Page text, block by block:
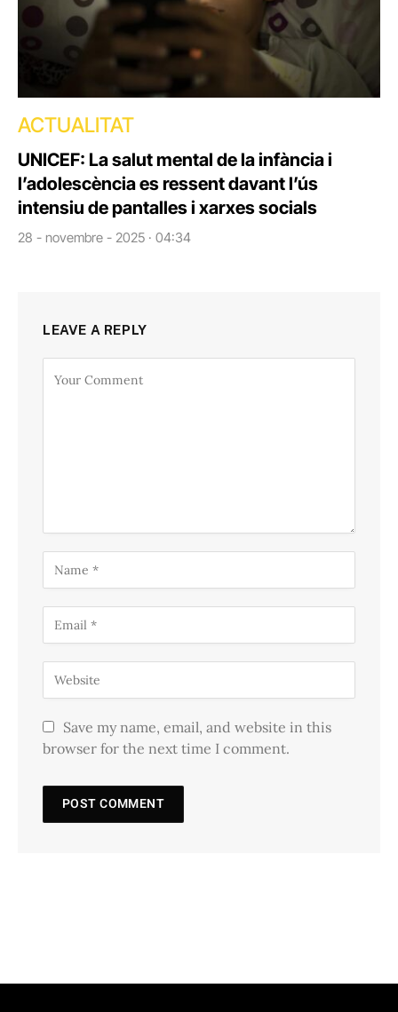
ACTUALITAT
UNICEF: La salut mental de la infància i
l’adolescència es ressent davant l’ús
intensiu de pantalles i xarxes socials
28 - novembre - 2025 · 04:34
LEAVE A REPLY
Save my name, email, and website in this
browser for the next time I comment.